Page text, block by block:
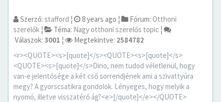
Szerző: stafford ¦ 8 years ago ¦ Fórum: Otthoni
szerelők ¦ Téma: Nagy otthoni szerelős topic ¦
Válaszok: 3001 ¦ Megtekintve: 2584782
<r><QUOTE><s>[quote]</s><QUOTE><s>[quote]</s>
<QUOTE><s>[quote]</s>Dino, nem tudod véletlenül, hogy
van-e jelentősége a két cső sorrendjének ami a szivattyúra
megy? A gyorscsatikra gondolok. Lényeges, hogy melyik a
nyomó, illetve visszatérő ág?<e>[/quote]</e></QUOTE>